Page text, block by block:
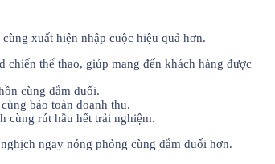
xuất hiện nhập cuộc hiệu quả hơn.
thể thao, giúp mang đến khách hàng được
cùng đắm đuối.
bảo toàn doanh thu.
cùng rút hầu hết trải nghiệm.
ngay nóng phỏng cùng đắm đuối hơn.